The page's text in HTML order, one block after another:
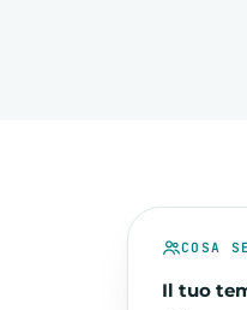
COSA
Il tuo